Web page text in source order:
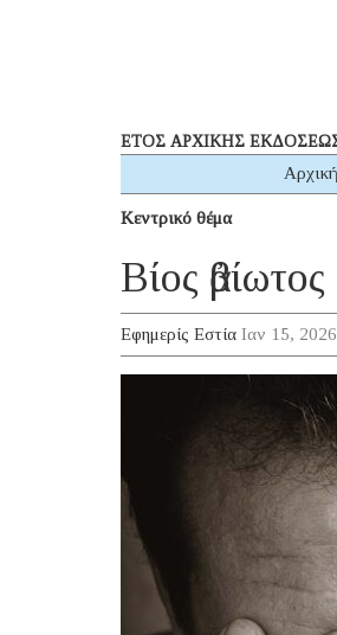
ΕΤΟΣ ΑΡΧΙΚΗΣ ΕΚΔΟΣΕΩΣ
Αρχική
Κεντρικό θέμα
Βίος ἀβίωτος
Εφημερίς Εστία Ιαν 15, 2026